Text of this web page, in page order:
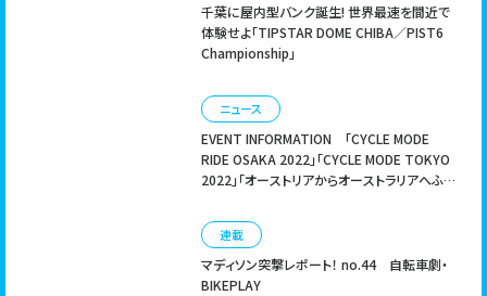
千葉に屋内型バンク誕生! 世界最速を間近で
体験せよ「TIPSTAR DOME CHIBA／PIST6
Championship」
ニュース
EVENT INFORMATION 「CYCLE MODE
RIDE OSAKA 2022」「CYCLE MODE TOKYO
2022」「オーストリアからオーストラリアへふた
連載
マディソン突撃レポート！ no.44 自転車劇・
BIKEPLAY